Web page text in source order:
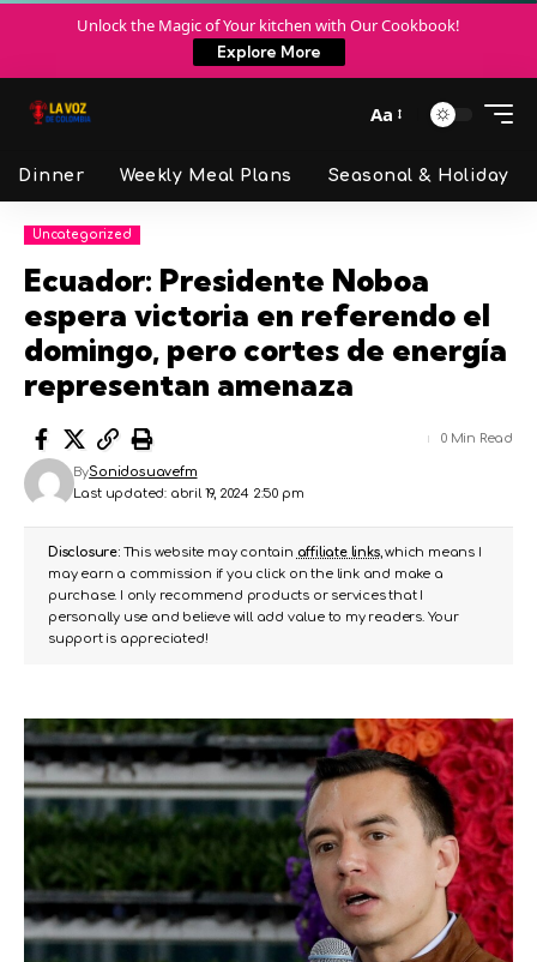
Unlock the Magic of Your kitchen with Our Cookbook!
Explore More
Aa
Dinner Weekly Meal Plans Seasonal & Holiday
Uncategorized
Ecuador: Presidente Noboa
espera victoria en referendo el
domingo, pero cortes de energía
representan amenaza
Last updated: abril 19, 2024 2:50 pm
BySonidosuavefm
0 Min Read
Disclosure:This website may contain affiliate links, which means I
may earn a commission if you click on the link and make a
purchase. I only recommend products or services that I
personally use and believe will add value to my readers. Your
support is appreciated!